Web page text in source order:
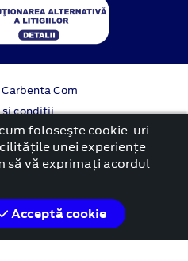
Com
si conditii
cookies
de Workleto
foloseşte cookie-uri
unei experiențe
să vă exprimați acordul
Acceptă cookie